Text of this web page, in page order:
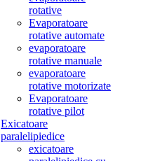
rotative
Evaporatoare
rotative automate
evaporatoare
rotative manuale
evaporatoare
rotative motorizate
Evaporatoare
rotative pilot
Exicatoare
paralelipiedice
exicatoare